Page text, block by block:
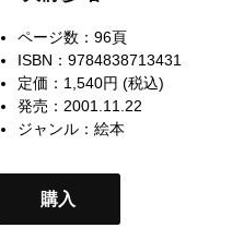
ページ数：96頁
ISBN：9784838713431
定価：1,540円 (税込)
発売：2001.11.22
ジャンル：絵本
購入